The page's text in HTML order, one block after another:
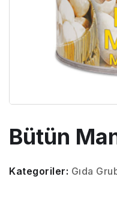
Bütün
Kategoriler: Gıda